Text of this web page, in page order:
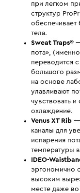
при легком
структур
обеспечивает
тела.
Sweat Traps®
пота»,
переводится
большого
на основе
улавливают
чувствовать
охлаждение.
Venus XT Rib —
каналы для
испарения
температуры
IDEO-
эргономично
высоким
месте даже